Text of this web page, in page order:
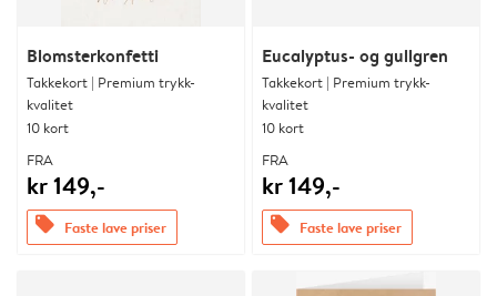
Blomsterkonfetti
Takkekort | Premium trykk-
kvalitet
10 kort
FRA
kr 149,-
offers Faste lave priser
Eucalyptus- og gullgren
Takkekort | Premium trykk-
kvalitet
10 kort
FRA
kr 149,-
offers Faste lave priser